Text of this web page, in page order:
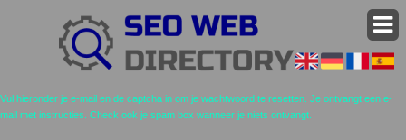
Vul hieronder je e-mail en de captcha in om je wachtwoord te resetten. Je ontvangt een e-
mail met instructies. Check ook je spam box wanneer je niets ontvangt.